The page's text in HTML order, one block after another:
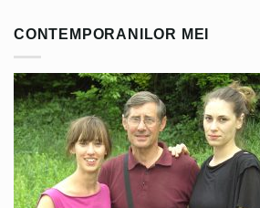
CONTEMPORANILOR MEI